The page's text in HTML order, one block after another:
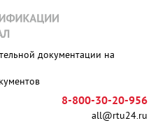
документации на
8-800-30-20-956
all@rtu24.ru